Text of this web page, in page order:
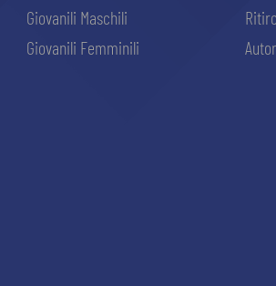
Giovanili Maschili
Giovanili Femminili